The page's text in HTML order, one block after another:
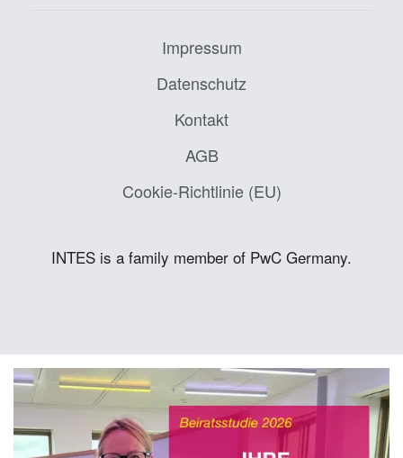
Impressum
Datenschutz
Kontakt
AGB
Cookie-Richtlinie (EU)
INTES is a family member of PwC Germany.